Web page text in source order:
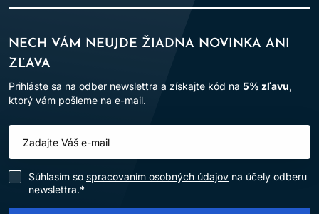
NECH VÁM NEUJDE ŽIADNA NOVINKA ANI
ZĽAVA
Prihláste sa na odber newslettra a získajte kód na 5% zľavu,
ktorý vám pošleme na e-mail.
Súhlasím so spracovaním osobných údajov na účely odberu
newslettra.*